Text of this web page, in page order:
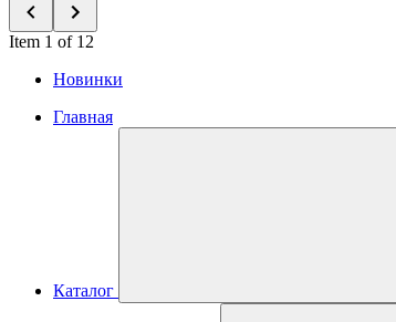
Item 1 of 12
Новинки
Главная
Каталог